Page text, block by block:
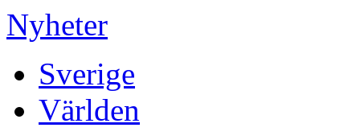
Nyheter
Sverige
Världen